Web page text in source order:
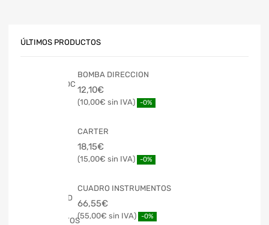
ÚLTIMOS PRODUCTOS
BOMBA DIRECCION
12,10€
10,00€ -0%
CARTER
18,15€
15,00€ -0%
CUADRO INSTRUMENTOS
66,55€
55,00€ -0%